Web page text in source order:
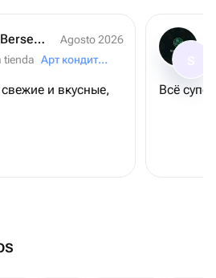
Ekaterina Berseneva
Agosto 2026
tienda
Арт кондитер
и вкусные,
Всё